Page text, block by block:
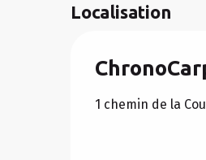
Localisation
1 chemin de la